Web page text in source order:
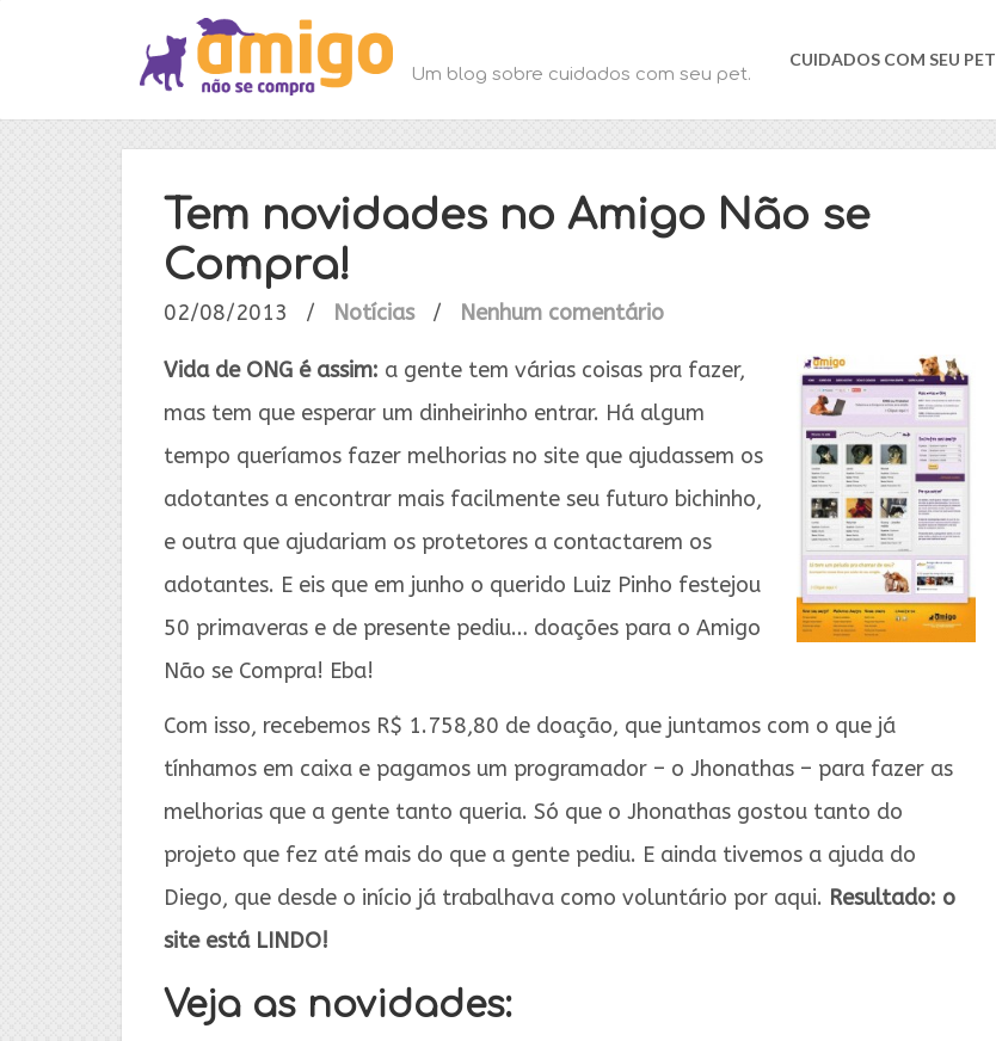
Um blog sobre cuidados com seu pet.
CUIDADOS COM SEU PET
Tem novidades no Amigo Não se
Compra!
02/08/2013 / Notícias / Nenhum comentário
Vida de ONG é assim: a gente tem várias coisas pra fazer,
mas tem que esperar um dinheirinho entrar. Há algum
tempo queríamos fazer melhorias no site que ajudassem os
adotantes a encontrar mais facilmente seu futuro bichinho,
e outra que ajudariam os protetores a contactarem os
adotantes. E eis que em junho o querido Luiz Pinho festejou
50 primaveras e de presente pediu… doações para o Amigo
Não se Compra! Eba!
Com isso, recebemos R$ 1.758,80 de doação, que juntamos com o que já
tínhamos em caixa e pagamos um programador – o Jhonathas – para fazer as
melhorias que a gente tanto queria. Só que o Jhonathas gostou tanto do
projeto que fez até mais do que a gente pediu. E ainda tivemos a ajuda do
Diego, que desde o início já trabalhava como voluntário por aqui. Resultado: o
site está LINDO!
Veja as novidades: